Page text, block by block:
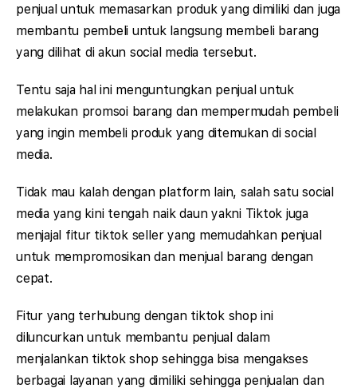
penjual untuk memasarkan produk yang dimiliki dan juga
membantu pembeli untuk langsung membeli barang
yang dilihat di akun social media tersebut.
Tentu saja hal ini menguntungkan penjual untuk
melakukan promsoi barang dan mempermudah pembeli
yang ingin membeli produk yang ditemukan di social
media.
Tidak mau kalah dengan platform lain, salah satu social
media yang kini tengah naik daun yakni Tiktok juga
menjajal fitur tiktok seller yang memudahkan penjual
untuk mempromosikan dan menjual barang dengan
cepat.
Fitur yang terhubung dengan tiktok shop ini
diluncurkan untuk membantu penjual dalam
menjalankan tiktok shop sehingga bisa mengakses
berbagai layanan yang dimiliki sehingga penjualan dan